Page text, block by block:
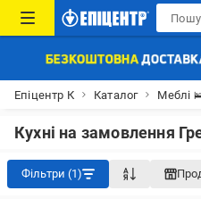
Епіцентр К Каталог Меблі
Кухні на замовлення
Фільтри (1)